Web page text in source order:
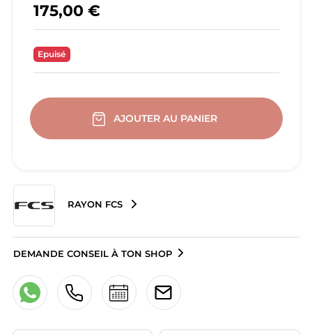
175,00 €
Epuisé
AJOUTER AU PANIER
RAYON FCS
DEMANDE CONSEIL À TON SHOP